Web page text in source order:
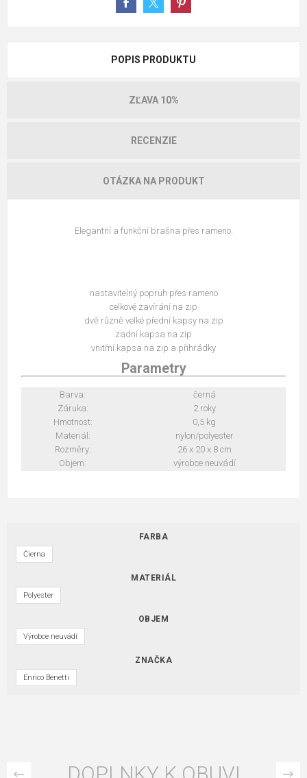
POPIS PRODUKTU
ZĽAVA 10%
RECENZIE
OTÁZKA NA PRODUKT
Elegantní a funkční brašna přes rameno.
nastavitelný popruh přes rameno
celkové zavírání na zip
dvě různě velké přední kapsy na zip
zadní kapsa na zip
vnitřní kapsa na zip a přihrádky
Parametry
Barva:
černá
Záruka:
2 roky
Hmotnost:
0,5 kg
Materiál:
nylon/polyester
Rozměry:
26 x 20 x 8 cm
Objem:
výrobce neuvádí
FARBA
Čierna
MATERIÁL
Polyester
OBJEM
Výrobce neuvádí
ZNAČKA
Enrico Benetti